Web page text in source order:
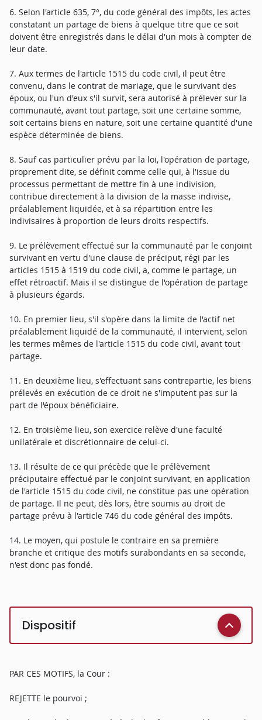
6. Selon l'article 635, 7°, du code général des impôts, les actes
constatant un partage de biens à quelque titre que ce soit
doivent être enregistrés dans le délai d'un mois à compter de
leur date.
7. Aux termes de l'article 1515 du code civil, il peut être
convenu, dans le contrat de mariage, que le survivant des
époux, ou l'un d'eux s'il survit, sera autorisé à prélever sur la
communauté, avant tout partage, soit une certaine somme,
soit certains biens en nature, soit une certaine quantité d'une
espèce déterminée de biens.
8. Sauf cas particulier prévu par la loi, l'opération de partage,
proprement dite, se définit comme celle qui, à l'issue du
processus permettant de mettre fin à une indivision,
contribue directement à la division de la masse indivise,
préalablement liquidée, et à sa répartition entre les
indivisaires à proportion de leurs droits respectifs.
9. Le prélèvement effectué sur la communauté par le conjoint
survivant en vertu d'une clause de préciput, régi par les
articles 1515 à 1519 du code civil, a, comme le partage, un
effet rétroactif. Mais il se distingue de l'opération de partage
à plusieurs égards.
10. En premier lieu, s'il s'opère dans la limite de l'actif net
préalablement liquidé de la communauté, il intervient, selon
les termes mêmes de l'article 1515 du code civil, avant tout
partage.
11. En deuxième lieu, s'effectuant sans contrepartie, les biens
prélevés en exécution de ce droit ne s'imputent pas sur la
part de l'époux bénéficiaire.
12. En troisième lieu, son exercice relève d'une faculté
unilatérale et discrétionnaire de celui-ci.
13. Il résulte de ce qui précède que le prélèvement
préciputaire effectué par le conjoint survivant, en application
de l'article 1515 du code civil, ne constitue pas une opération
de partage. Il ne peut, dès lors, être soumis au droit de
partage prévu à l'article 746 du code général des impôts.
14. Le moyen, qui postule le contraire en sa première
branche et critique des motifs surabondants en sa seconde,
n'est donc pas fondé.
Dispositif
PAR CES MOTIFS, la Cour :
REJETTE le pourvoi ;